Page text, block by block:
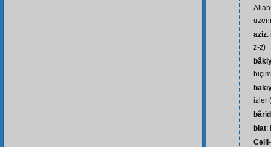
aziz:
z-z)
izler
bârid
biat: